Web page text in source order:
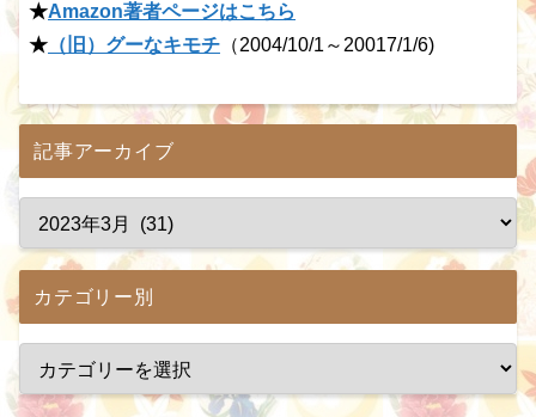
★Amazon著者ページはこちら
★ （旧）グーなキモチ （2004/10/1～20017/1/6)
記事アーカイブ
カテゴリー別